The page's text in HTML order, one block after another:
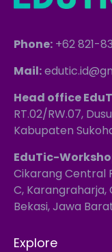
Phone: +62 821-
Mail:
Head office
RT.02/RW.07,
Kabupaten
EduTic-
Cikarang Central
C,
Bekasi, Jawa
Explore